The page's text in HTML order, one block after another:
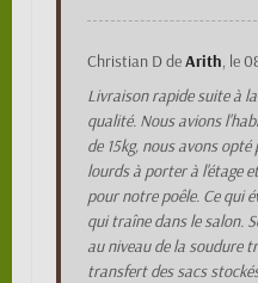
Christian DdeArith, le
Livraison rapide suite à
qualité. Nous avions
de 15kg, nous avons
lourds à porter à l'étage
pour notre poêle. Ce qui
qui traîne dans le salon.
au niveau de la soudure
transfert des sacs